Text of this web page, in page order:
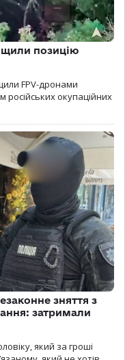
позицію
FPV-дронами
російських окупаційних
зняття з
затримали
який за гроші